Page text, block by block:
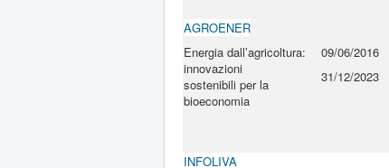
AGROENER
Energia dall’agricoltura:
innovazioni
sostenibili per la
bioeconomia
09/06/2016
31/12/2023
INFOLIVA